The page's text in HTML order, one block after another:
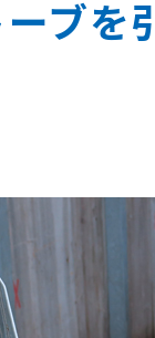
ブを